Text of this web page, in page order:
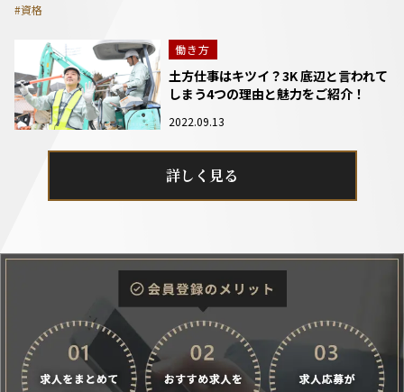
#資格
働き方
土方仕事はキツイ？3K 底辺と言われて
しまう4つの理由と魅力をご紹介！
2022.09.13
詳しく見る